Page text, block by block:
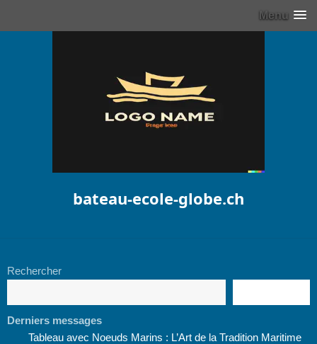
Menu
bateau-ecole-globe.ch
Rechercher
Derniers messages
Tableau avec Noeuds Marins : L’Art de la Tradition Maritime